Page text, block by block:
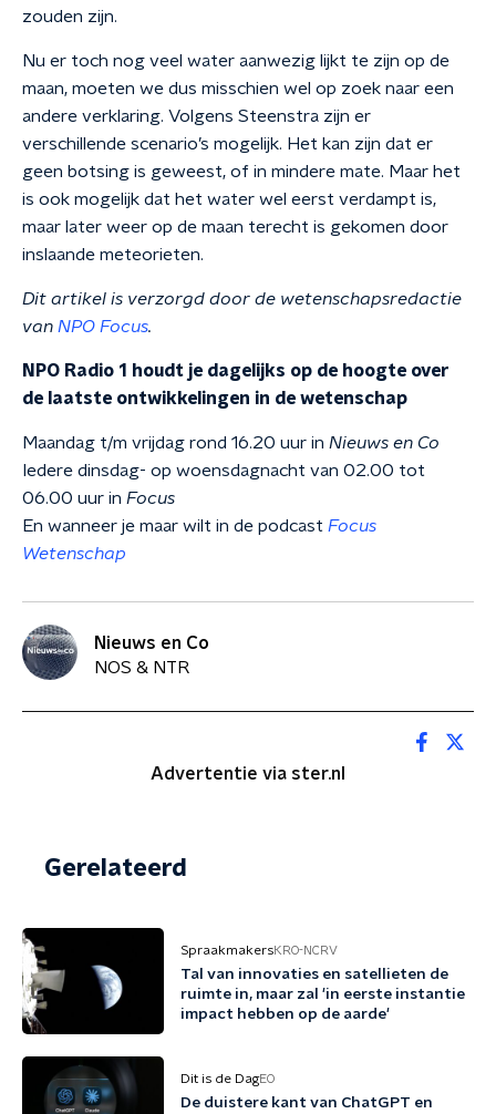
zouden zijn.
Nu er toch nog veel water aanwezig lijkt te zijn op de
maan, moeten we dus misschien wel op zoek naar een
andere verklaring. Volgens Steenstra zijn er
verschillende scenario’s mogelijk. Het kan zijn dat er
geen botsing is geweest, of in mindere mate. Maar het
is ook mogelijk dat het water wel eerst verdampt is,
maar later weer op de maan terecht is gekomen door
inslaande meteorieten.
Dit artikel is verzorgd door de wetenschapsredactie
van NPO Focus.
NPO Radio 1 houdt je dagelijks op de hoogte over
de laatste ontwikkelingen in de wetenschap
Maandag t/m vrijdag rond 16.20 uur in Nieuws en Co
Iedere dinsdag- op woensdagnacht van 02.00 tot
06.00 uur in Focus
En wanneer je maar wilt in de podcast Focus
Wetenschap
Nieuws en Co
NOS & NTR
Advertentie via ster.nl
Gerelateerd
SpraakmakersKRO-NCRV
Tal van innovaties en satellieten de
ruimte in, maar zal 'in eerste instantie
impact hebben op de aarde'
Dit is de DagEO
De duistere kant van ChatGPT en